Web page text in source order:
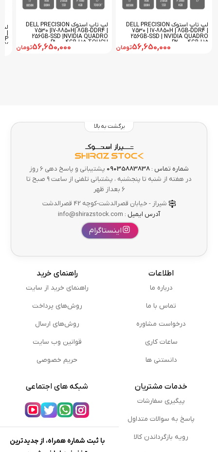
لپ تاپ استوک DELL PRECISION
7530 | I7-8850H | 8GB-DDR4 |
256GB-SSD | NVIDIA QUADRO
P2000-4GB | 15
56,650,000تومان
لپ تاپ استوک DELL PRECISION
7530 |I7-8850H| 8GB-DDR4 |
256GB-SSD |NVIDIA QUADRO
P1000-4GB | 15-TOUCH
56,650,000تومان
P
17
برگشت به بالا
شماره تماس : 09035883838
پشتیبانی و پاسخ دهی 6 روز
در هفته از شنبه تا پنجشنبه ، پشتبانی تلفنی از ساعت ۹ صبح تا
۶ بعداز ظهر
شیراز - خیابان قصرالدشت-کوچه 42 قصرالدشت
آدرس ایمیل :
اینستاگرام
اطلاعات
درباره ما
تماس با ما
درخواست مشاوره
ساعات کاری
دانستنی ها
راهنمای خرید
راهنمای خرید از سایت
روش‌های پرداخت
روش‌های ارسال
قوانین وب سایت
حریم خصوصی
خدمات مشتریان
پیگیری سفارشات
پاسخ به سوالات متداول
رویه بازگرداندن کالا
شبکه های اجتماعی
با ثبت شماره همراه، از جدیدترین